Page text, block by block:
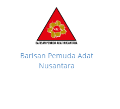
Barisan Pemuda Adat
Nusantara